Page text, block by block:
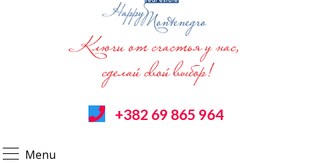
+382 69 865 964
Menu